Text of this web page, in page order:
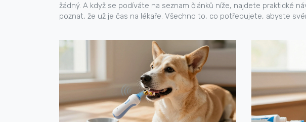
žádný. A když se podíváte na seznam článků níže, najdete praktické
poznat, že už je čas na lékaře. Všechno to, co potřebujete, abyste